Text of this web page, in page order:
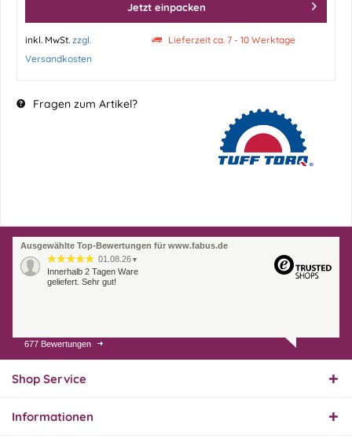
Jetzt einpacken
inkl. MwSt. zzgl.
Versandkosten
Lieferzeit ca. 7 - 10 Werktage
Fragen zum Artikel?
Ausgewählte Top-Bewertungen für www.fabus.de
01.08.26 ▼
Innerhalb 2 Tagen Ware
geliefert. Sehr gut!
31.07.26
Super schnelle Lieferung,
hervorragend. Gerne
677 Bewertungen
Shop Service
Informationen